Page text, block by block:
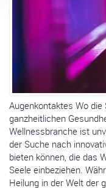
Augenkontaktes Wo
ganzheitlichen
Wellnessbranche ist
der Suche nach
bieten können, die das
Seele einbeziehen.
Heilung in der Welt der